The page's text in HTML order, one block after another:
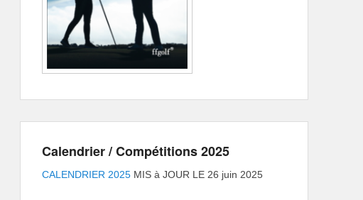
Calendrier / Compétitions 2025
CALENDRIER 2025 MIS à JOUR LE 26 juin 2025